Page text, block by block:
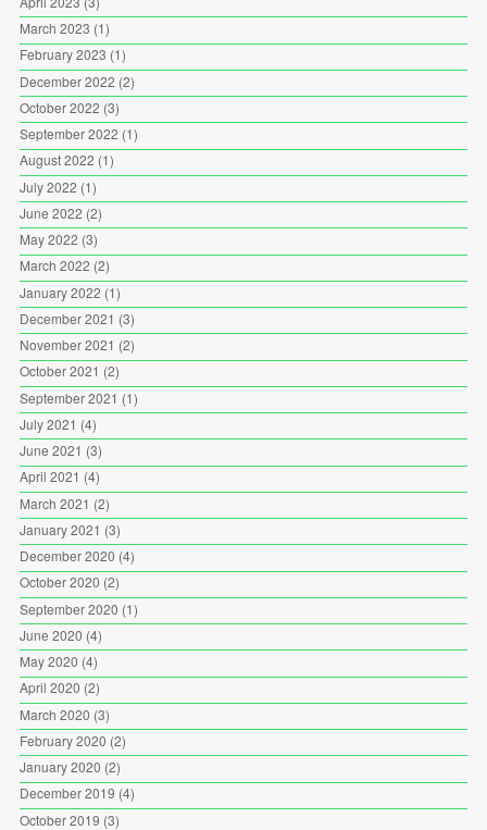
March 2023 (1)
February 2023 (1)
December 2022 (2)
October 2022 (3)
September 2022 (1)
August 2022 (1)
July 2022 (1)
June 2022 (2)
May 2022 (3)
March 2022 (2)
January 2022 (1)
December 2021 (3)
November 2021 (2)
October 2021 (2)
September 2021 (1)
July 2021 (4)
June 2021 (3)
April 2021 (4)
March 2021 (2)
January 2021 (3)
December 2020 (4)
October 2020 (2)
September 2020 (1)
June 2020 (4)
May 2020 (4)
April 2020 (2)
March 2020 (3)
February 2020 (2)
January 2020 (2)
December 2019 (4)
October 2019 (3)